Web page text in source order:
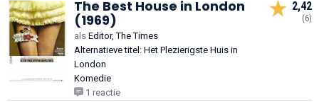
The Best House in London
(1969)
als Editor, The Times
Alternatieve titel: Het Plezierigste Huis in
London
Komedie
1 reactie
2,42
(6)